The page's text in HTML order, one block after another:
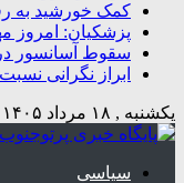
کمک خورشید به
پزشکیان: امروز
سقوط آسانسور در میدان
ابراز نگرانی
یکشنبه , ۱۸ مرداد ۱۴۰۵
سیاسی